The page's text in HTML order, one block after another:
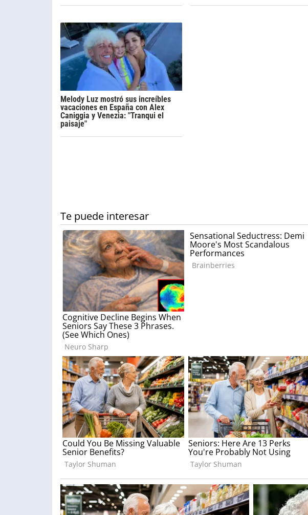
Melody Luz mostró sus increíbles
vacaciones en España con Alex
Caniggia y Venezia: "Tranqui el
paisaje"